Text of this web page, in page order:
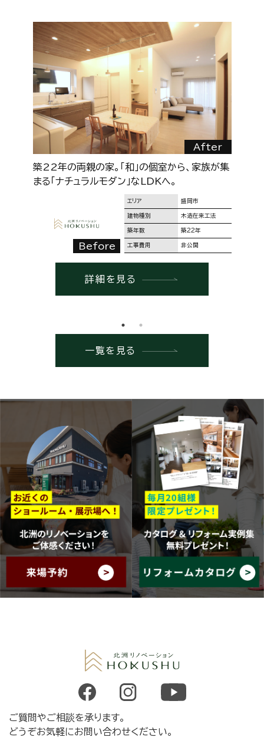
After
築22年の両親の家。「和」の個室から、家族が集
まる「ナチュラルモダン」なLDKへ。
Before
エリア 盛岡市
建物種別 木造在来工法
築年数 築22年
工事費用 非公開
詳細を見る
一覧を見る
ご質問やご相談を承ります。
どうぞお気軽にお問い合わせください。